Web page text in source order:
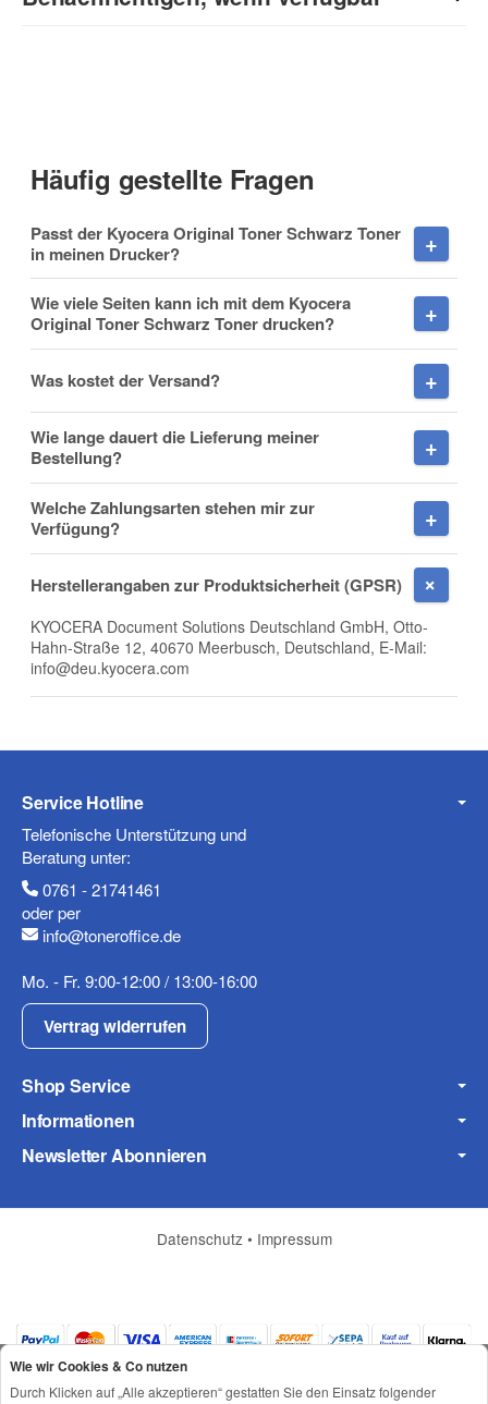
Nachname
E-Mail
Telefon
Fax
Frage zum Artikel
Ihre Frage
(* = Pflichtfelder)
(* = Pflichtfelder)
Datenschutzerklärung
Benachrichtigung anfordern
Häufig gestellte Fragen
Passt der Kyocera Original Toner Schwarz Toner
in meinen Drucker?
Wie viele Seiten kann ich mit dem Kyocera
Original Toner Schwarz Toner drucken?
Was kostet der Versand?
Wie lange dauert die Lieferung meiner
Bestellung?
Welche Zahlungsarten stehen mir zur
Verfügung?
Herstellerangaben zur Produktsicherheit (GPSR)
KYOCERA Document Solutions Deutschland GmbH, Otto-
Hahn-Straße 12, 40670 Meerbusch, Deutschland, E-Mail:
info@deu.kyocera.com
Service Hotline
Telefonische Unterstützung und
Beratung unter:
0761 - 21741461
oder per
info@toneroffice.de
Mo. - Fr. 9:00-12:00 / 13:00-16:00
Vertrag widerrufen
Shop Service
Informationen
Newsletter Abonnieren
Datenschutz • Impressum
Wie wir Cookies & Co nutzen
Durch Klicken auf „Alle akzeptieren“ gestatten Sie den Einsatz folgender